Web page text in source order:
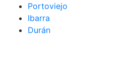
Portoviejo
Ibarra
Durán